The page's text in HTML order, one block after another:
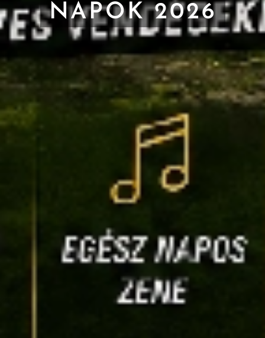
NAPOK 2026